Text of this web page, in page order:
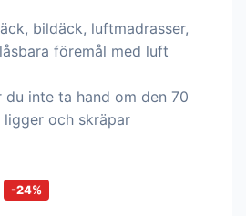
bildäck, luftmadrasser,
föremål med luft
inte ta hand om den 70
ligger och skräpar
-24%